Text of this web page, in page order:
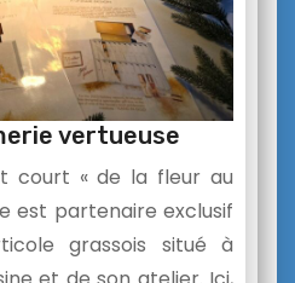
vertueuse
court « de la fleur au
est partenaire exclusif
grassois situé à